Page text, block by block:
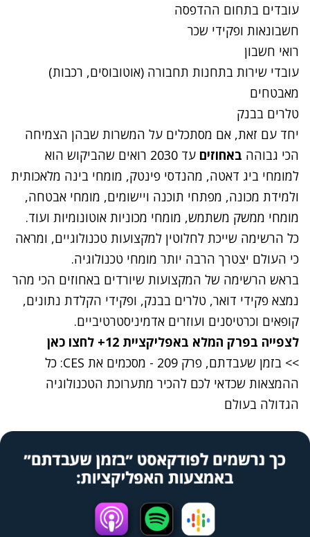
עובדים בתחום ההדפסה
חשבונאות ופקידי שכר
רואי חשבון
עובדי שירות בתחנות תחבורה (אוטובוסים, רכבות)
מאבטחים
טלרים בבנק
יחד עם זאת, אם מסתכלים על המשרות שבהן הצמיחה
הכי גבוהה באחוזים
עד 2030 רואים שהביקוש הוא
למומחי ביג דאטה, מהנדסי פינטק, מומחי בינה מלאכותית
ולמידת מכונה, מפתחי תוכנה ויישומים, מומחי אבטחה,
מומחי ממשק משתמש, מומחי מכוניות אוטונומיות ועוד.
כל הרשימה שייכת לחלוטין למקצועות טכנולוגיים, ומראה
כי העולם יצטרך הרבה יותר מומחי טכנולוגיה.
בראש הרשימה של המקצועות שיורדים באחוזים הכי מהר
נמצא פקידי דואר, טלרים בבנק, ופקידי הקלדת נתונים,
קופאים וכרטיסנים ועוזרים אדמיניסטרטיביים.
לצפייה בפרק המלא באפליקציית 12+ לחצו
כאן
>> בזמן שעבדתם, פרק 209 - מסכמים את CES: כל
ההמצאות שכדאי לכם להכיר מתערוכת הטכנולוגיה
הגדולה בעולם